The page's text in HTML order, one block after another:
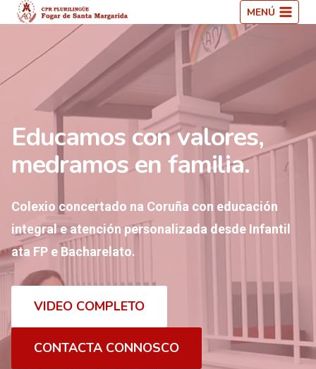
Saltar
ao
MENÚ
Educamos con valores,
medramos en familia.
Colexio concertado na Coruña con educación
integral e atención personalizada desde Infantil
ata FP e Bacharelato.
VIDEO COMPLETO
CONTACTA CONNOSCO